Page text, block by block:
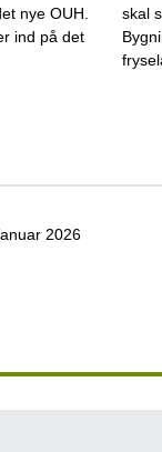
nye OUH.
ind på det
skal
2026